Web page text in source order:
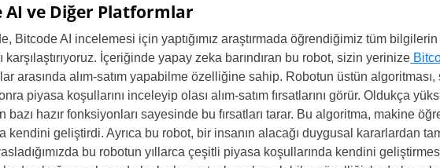
AI ve Diğer Platformlar
Bitcode AI incelemesi için yaptığımız araştırmada öğrendiğimiz tüm bilgilerin
karşılaştırıyoruz. İçeriğinde yapay zeka barındıran bu robot, sizin yerinize
arasında alım-satım yapabilme özelliğine sahip. Robotun üstün
piyasa koşullarını inceleyip olası alım-satım fırsatlarını görür. Oldukça
bazı hazır fonksiyonları sayesinde bu fırsatları tarar. Bu algoritma, makine
kendini geliştirdi. Ayrıca bu robot, bir insanın alacağı duygusal kararlardan
bu robotun yıllarca çeşitli piyasa koşullarında kendini